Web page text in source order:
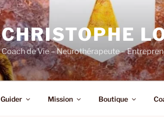
CHRISTOPHE
Coach de Vie – Neurothérapeute –
Guider Mission Boutique